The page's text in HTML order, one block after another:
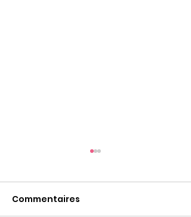
Commentaires